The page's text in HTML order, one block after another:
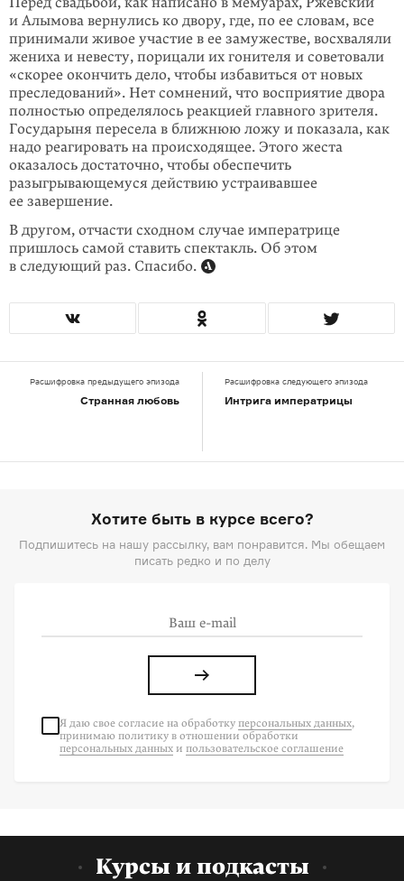
и Алымова вернулись ко двору, где, по ее словам, все
принимали живое участие в ее замужестве, восхваляли
жениха и невесту, порицали их гонителя и советовали
«скорее окончить дело, чтобы избавиться от новых
преследований». Нет сомнений, что восприятие двора
полностью определялось реакцией главного зрителя.
Государыня пересела в ближнюю ложу и показала, как
надо реагировать на происходящее. Этого жеста
оказалось достаточно, чтобы обеспечить
разыгрывающемуся действию устраивавшее
ее завершение.
В другом, отчасти сходном случае императрице
пришлось самой ставить спектакль. Об этом
в следующий раз. Спасибо.
Расшифровка предыдущего эпизода
Странная любовь
Расшифровка следующего эпизода
Интрига императрицы
Хотите быть в курсе всего?
Подпишитесь на нашу рассылку, вам понравится. Мы обещаем
писать редко и по делу
Я даю свое согласие на обработку персональных данных,
принимаю политику в отношении обработки
персональных данных и пользовательское соглашение
Курсы и подкасты